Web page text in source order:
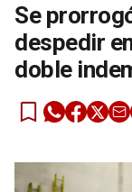
Se
despedir
doble